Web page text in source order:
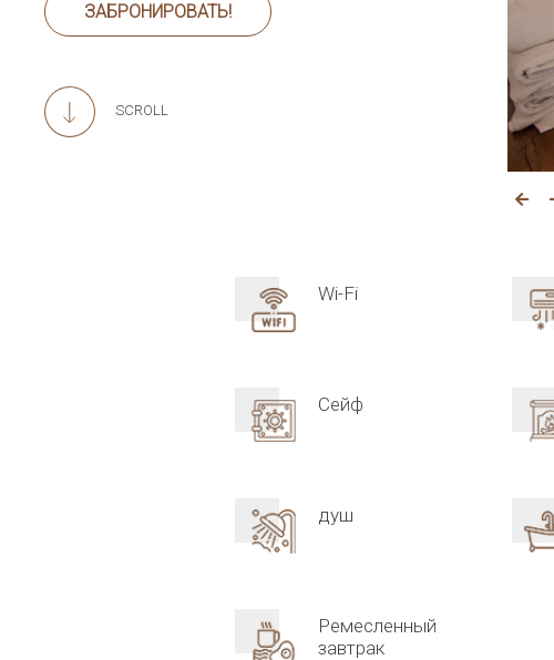
ЗАБРОНИРОВАТЬ!
SCROLL
Wi-Fi
Сейф
душ
Ремесленный
завтрак